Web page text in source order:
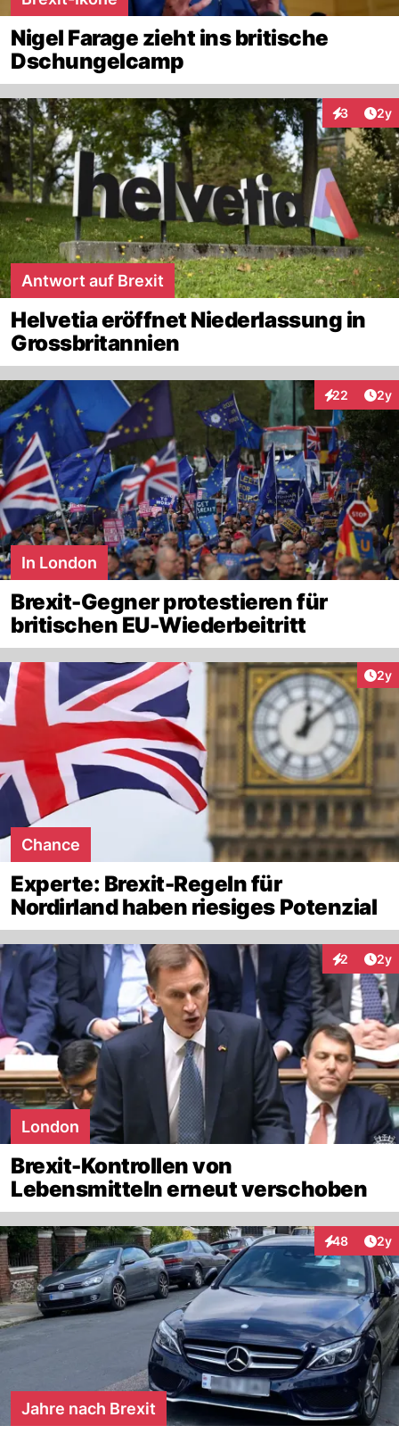
Nigel Farage zieht ins britische
Dschungelcamp
3 2y
Antwort auf Brexit
Helvetia eröffnet Niederlassung in
Grossbritannien
22
Interaktionen
2y
In London
Brexit-Gegner protestieren für
britischen EU-Wiederbeitritt
2y
Chance
Experte: Brexit-Regeln für
Nordirland haben riesiges Potenzial
2 2y
London
Brexit-Kontrollen von
Lebensmitteln erneut verschoben
48
Interaktionen
2y
Jahre nach Brexit